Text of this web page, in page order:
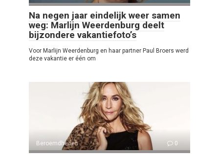
Na negen jaar eindelijk weer samen
weg: Marlijn Weerdenburg deelt
bijzondere vakantiefoto’s
Voor Marlijn Weerdenburg en haar partner Paul Broers werd
deze vakantie er één om
Beroemdheden 0